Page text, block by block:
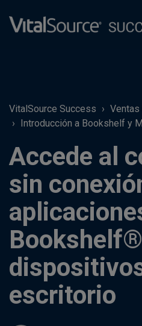
VitalSource Success
Introducción a Bookshelf y
Accede al
sin
escritorio